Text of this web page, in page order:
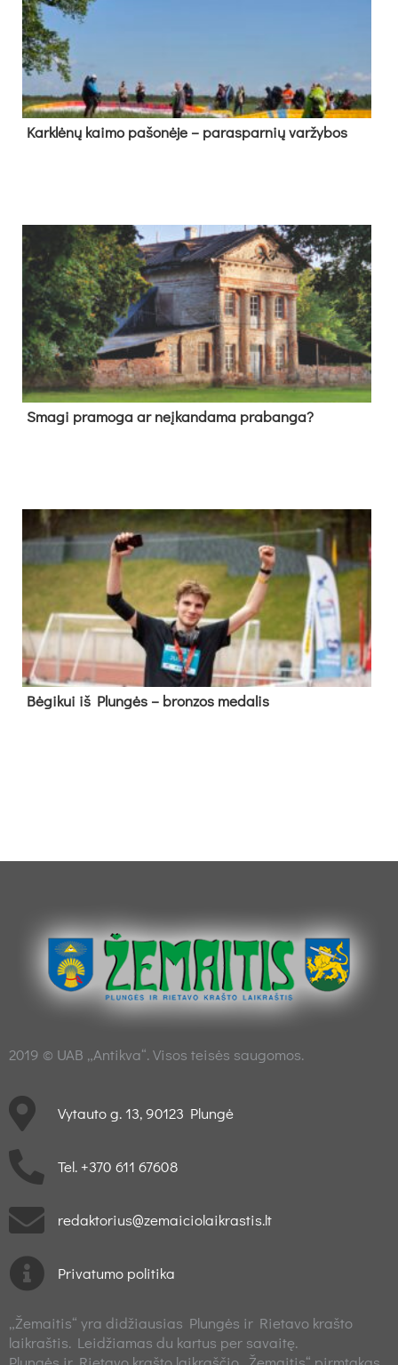
Kark­lė­nų kai­mo pa­šo­nė­je – pa­ras­par­nių var­žy­bos
Sma­gi pra­mo­ga ar neį­kan­da­ma pra­ban­ga?
Bė­gi­kui iš Plun­gės – bron­zos me­da­lis
2019 © UAB „Antikva“. Visos teisės saugomos.
Vytauto g. 13, 90123 Plungė
Tel. +370 611 67608
redaktorius@zemaiciolaikrastis.lt
Privatumo politika
„Žemaitis“ yra didžiausias Plungės ir Rietavo krašto
laikraštis. Leidžiamas du kartus per savaitę.